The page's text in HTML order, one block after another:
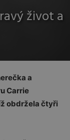
život a
a
Carrie
obdržela čtyři